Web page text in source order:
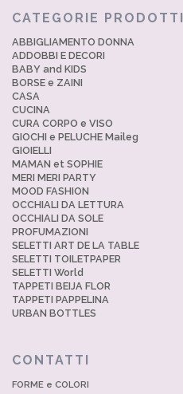
CATEGORIE PRODOTTI
ABBIGLIAMENTO DONNA
ADDOBBI E DECORI
BABY and KIDS
BORSE e ZAINI
CASA
CUCINA
CURA CORPO e VISO
GIOCHI e PELUCHE Maileg
GIOIELLI
MAMAN et SOPHIE
MERI MERI PARTY
MOOD FASHION
OCCHIALI DA LETTURA
OCCHIALI DA SOLE
PROFUMAZIONI
SELETTI ART DE LA TABLE
SELETTI TOILETPAPER
SELETTI World
TAPPETI BEIJA FLOR
TAPPETI PAPPELINA
URBAN BOTTLES
CONTATTI
FORME e COLORI